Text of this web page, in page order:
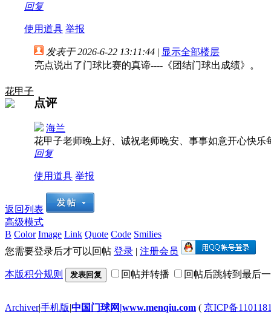
回复
使用道具 举报
花甲子
发表于 2026-6-22 13:11:44 | 显示全部楼层
亮点说出了门球比赛的真谛----《团结门球出成绩》。
点评
海兰
花甲子老师晚上好、诚祝老师晚安、事事如意开心快
回复
使用道具 举报
返回列表
高级模式
B Color Image Link Quote Code Smilies
您需要登录后才可以回帖 登录 | 注册会员
本版积分规则 发表回复 回帖并转播 回帖后跳转到最后
Archiver|手机版|中国门球网|www.menqiu.com ( 京ICP备